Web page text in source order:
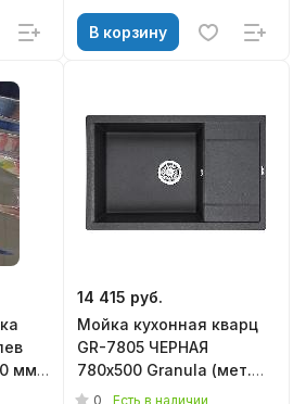
В корзину
мм+
14 415 руб.
Мойка кухонная кварц
GR-7805 ЧЕРНАЯ
780х500 Granula (мет.
сифон), GRANULA
0 Есть в наличии